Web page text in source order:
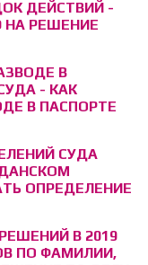
ДЕЙСТВИЙ -
НА РЕШЕНИЕ
В
- КАК
В ПАСПОРТЕ
СУДА
ОПРЕДЕЛЕНИЕ
В 2019
ПО ФАМИЛИИ,